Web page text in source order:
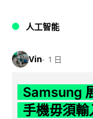
人工智能
Vin 1 日
Samsung
手機毋須輸